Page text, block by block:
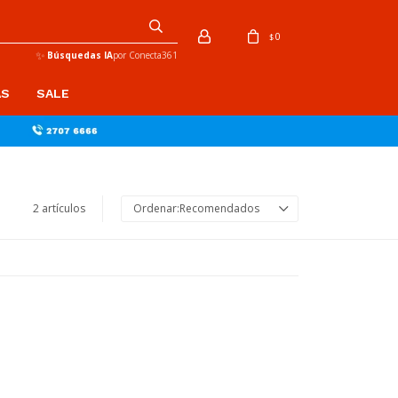
SALE
✨ Búsquedas IApor Conecta361
$0
2 artículos Recomendados